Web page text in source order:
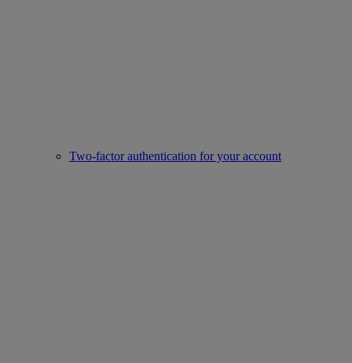
Two-factor authentication for your account